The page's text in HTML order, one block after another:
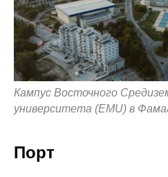
Кампус Восточного
университета (EMU) в
Порт